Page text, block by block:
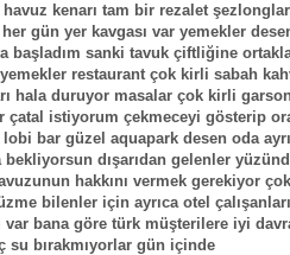
kenarı tam bir rezalet
her gün yer kavgası var yemekler
başladım sanki tavuk çiftliğine
yemekler restaurant çok kirli sabah
hala duruyor masalar çok kirli
çatal istiyorum çekmeceyi gösterip
bar güzel aquapark desen oda
bekliyorsun dışarıdan gelenler
hakkını vermek gerekiyor
bilenler için ayrıca otel
var bana göre türk müşterilere iyi
su bırakmıyorlar gün içinde